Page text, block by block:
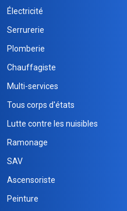
Électricité
Serrurerie
Plomberie
Chauffagiste
Multi-services
Tous corps d'états
Lutte contre les nuisibles
Ramonage
SAV
Ascensoriste
Peinture